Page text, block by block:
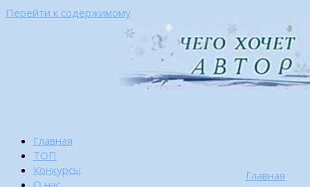
Перейти к содержимому
Главная
ТОП
Конкурсы
О нас
Главная